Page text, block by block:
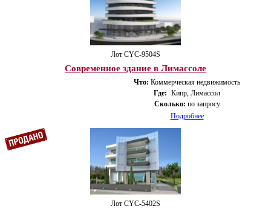
Лот CYС-9504S
Современное здание в Лимассоле
Что: Коммерческая недвижимость
Где: Кипр, Лимассол
Сколько: по запросу
Подробнее
Лот CYС-5402S